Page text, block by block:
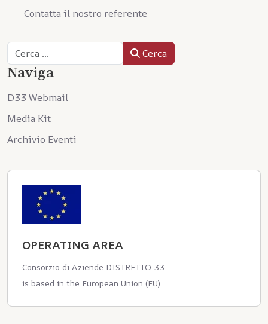
Contatta il nostro referente
Cerca Cerca
Naviga
D33 Webmail
Media Kit
Archivio Eventi
OPERATING AREA
Consorzio di Aziende DISTRETTO 33
is based in the European Union (EU)